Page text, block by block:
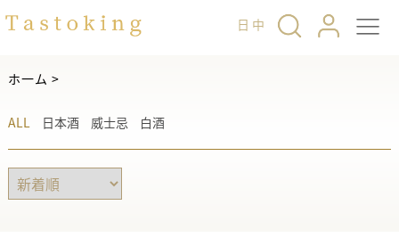
日 中
ホ一ム >
ALL 日本酒 威士忌 白酒